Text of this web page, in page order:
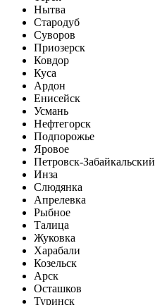
Нытва
Стародуб
Суворов
Приозерск
Ковдор
Куса
Ардон
Енисейск
Усмань
Нефтегорск
Подпорожье
Яровое
Петровск-Забайкальский
Инза
Слюдянка
Апрелевка
Рыбное
Талица
Жуковка
Харабали
Козельск
Арск
Осташков
Туринск